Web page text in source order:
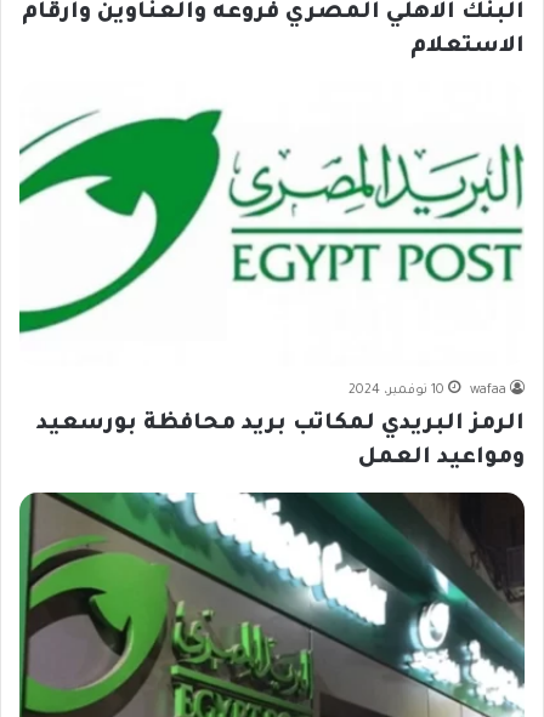
البنك الاهلي المصري فروعه والعناوين وارقام
الاستعلام
wafaa 10 نوفمبر، 2024
الرمز البريدي لمكاتب بريد محافظة بورسعيد
ومواعيد العمل